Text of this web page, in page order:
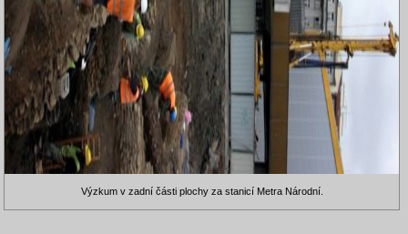
Výzkum v zadní části plochy za stanicí Metra Národní.